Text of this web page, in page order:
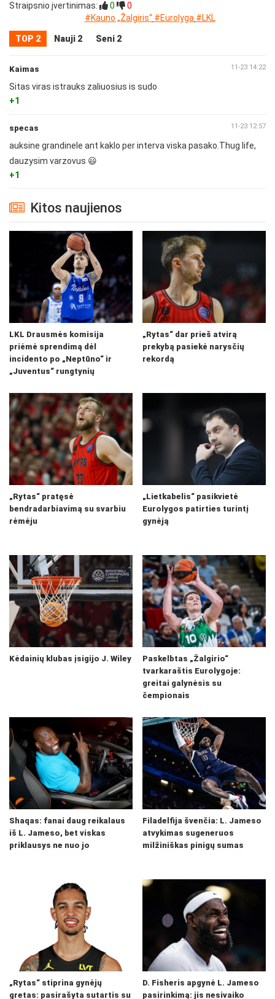
Straipsnio įvertinimas: 0
0
#Kauno „Žalgiris“ #Eurolyga #LKL
TOP 2 Nauji 2 Seni 2
Kaimas 11-23 14:22
Sitas viras istrauks zaliuosius is sudo
+1
specas 11-23 12:57
auksine grandinele ant kaklo per interva viska pasako.Thug life,
dauzysim varzovus 😃
+1
Kitos naujienos
LKL Drausmės komisija
priėmė sprendimą dėl
incidento po „Neptūno“ ir
„Juventus“ rungtynių
„Rytas“ dar prieš atvirą
prekybą pasiekė narysčių
rekordą
„Rytas“ pratęsė
bendradarbiavimą su svarbiu
rėmėju
„Lietkabelis“ pasikvietė
Eurolygos patirties turintį
gynėją
Kėdainių klubas įsigijo J. Wiley
Paskelbtas „Žalgirio“
tvarkaraštis Eurolygoje:
greitai galynėsis su
čempionais
Shaqas: fanai daug reikalaus
iš L. Jameso, bet viskas
priklausys ne nuo jo
Filadelfija švenčia: L. Jameso
atvykimas sugeneruos
milžiniškas pinigų sumas
„Rytas“ stiprina gynėjų
gretas: pasirašyta sutartis su
D. Fisheris apgynė L. Jameso
pasirinkimą: jis nesivaiko